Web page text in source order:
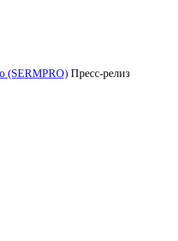
(SERMPRO) Пресс-релиз